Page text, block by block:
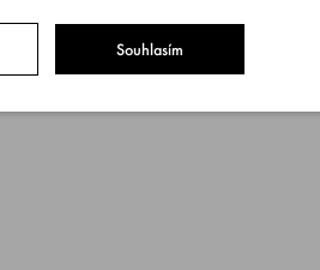
Souhlasím